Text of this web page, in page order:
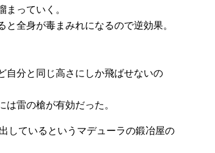
っていく。
全身が毒まみれになるので逆効果。
自分と同じ高さにしか飛ばせないの
雷の槍が有効だった。
しているというマデューラの鍛冶屋の